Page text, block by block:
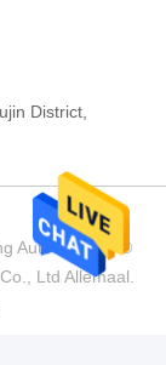
District,
Auteursrecht ©
Ltd Allemaal.